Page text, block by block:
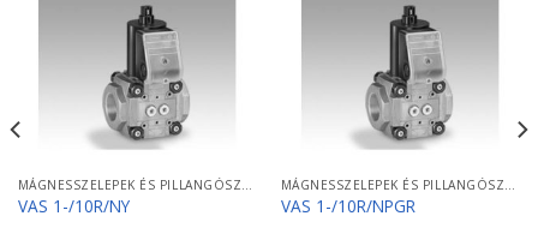
VAS 1-/10R/NY VAS 1-/10R/NPGR